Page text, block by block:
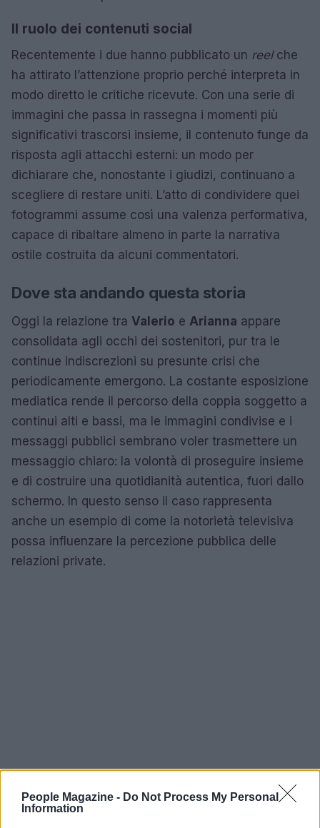
People Magazine - Do Not Process My Personal
Information
Il ruolo dei contenuti social
Recentemente i due hanno pubblicato un reelche
ha attirato l’attenzione proprio perché interpreta in
modo diretto le critiche ricevute. Con una serie di
immagini che passa in rassegna i momenti più
significativi trascorsi insieme, il contenuto funge da
risposta agli attacchi esterni: un modo per
dichiarare che, nonostante i giudizi, continuano a
scegliere di restare uniti. L’atto di condividere quei
fotogrammi assume così una valenza performativa,
capace di ribaltare almeno in parte la narrativa
ostile costruita da alcuni commentatori.
Dove sta andando questa storia
Oggi la relazione tra Valerio e Arianna appare
consolidata agli occhi dei sostenitori, pur tra le
continue indiscrezioni su presunte crisi che
periodicamente emergono. La costante esposizione
mediatica rende il percorso della coppia soggetto a
continui alti e bassi, ma le immagini condivise e i
messaggi pubblici sembrano voler trasmettere un
messaggio chiaro: la volontà di proseguire insieme
e di costruire una quotidianità autentica, fuori dallo
schermo. In questo senso il caso rappresenta
anche un esempio di come la notorietà televisiva
possa influenzare la percezione pubblica delle
relazioni private.